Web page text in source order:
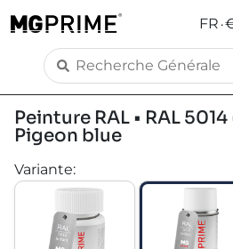
FR .
Peinture RAL • RAL
Pigeon blue
Variante: